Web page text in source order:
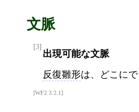
文脈
[3]
出現可能な文脈
反復雛形は、どこに
WF2 3.2.1